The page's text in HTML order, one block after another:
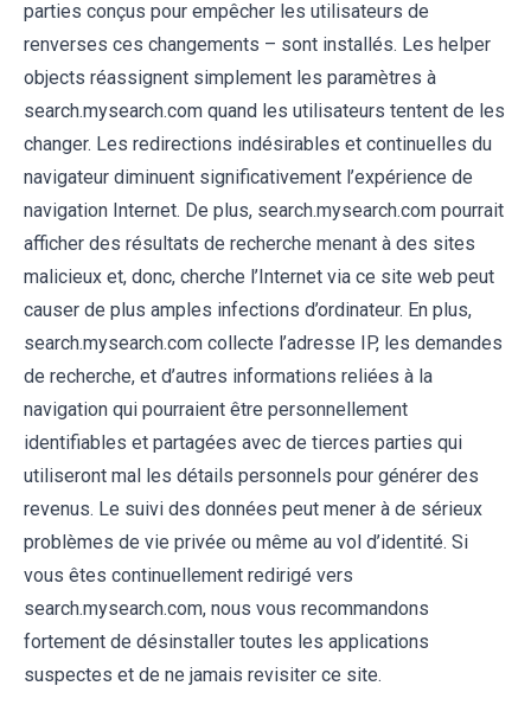
parties conçus pour empêcher les utilisateurs de
renverses ces changements – sont installés. Les helper
objects réassignent simplement les paramètres à
search.mysearch.com quand les utilisateurs tentent de les
changer. Les redirections indésirables et continuelles du
navigateur diminuent significativement l’expérience de
navigation Internet. De plus, search.mysearch.com pourrait
afficher des résultats de recherche menant à des sites
malicieux et, donc, cherche l’Internet via ce site web peut
causer de plus amples infections d’ordinateur. En plus,
search.mysearch.com collecte l’adresse IP, les demandes
de recherche, et d’autres informations reliées à la
navigation qui pourraient être personnellement
identifiables et partagées avec de tierces parties qui
utiliseront mal les détails personnels pour générer des
revenus. Le suivi des données peut mener à de sérieux
problèmes de vie privée ou même au vol d’identité. Si
vous êtes continuellement redirigé vers
search.mysearch.com, nous vous recommandons
fortement de désinstaller toutes les applications
suspectes et de ne jamais revisiter ce site.